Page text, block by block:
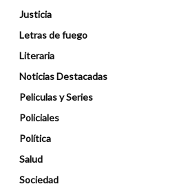
Justicia
Letras de fuego
Literaria
Noticias Destacadas
Peliculas y Series
Policiales
Política
Salud
Sociedad